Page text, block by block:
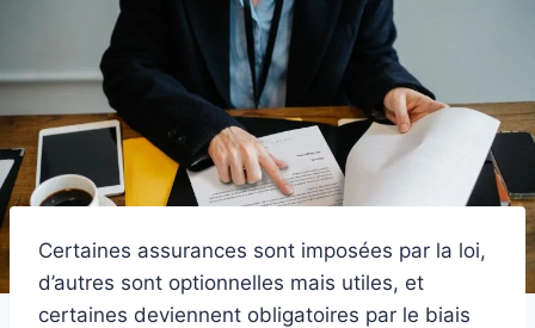
Certaines assurances sont imposées par la loi,
d’autres sont optionnelles mais utiles, et
certaines deviennent obligatoires par le biais